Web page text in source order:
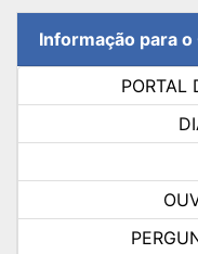
Informação para o
PORTAL